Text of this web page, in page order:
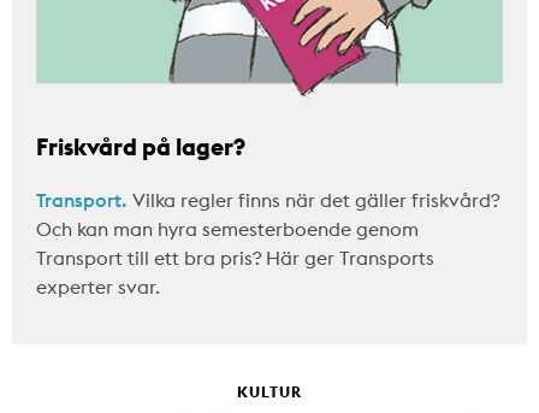
Friskvård på lager?
Transport. Vilka regler finns när det gäller friskvård?
Och kan man hyra semesterboende genom
Transport till ett bra pris? Här ger Transports
experter svar.
KULTUR